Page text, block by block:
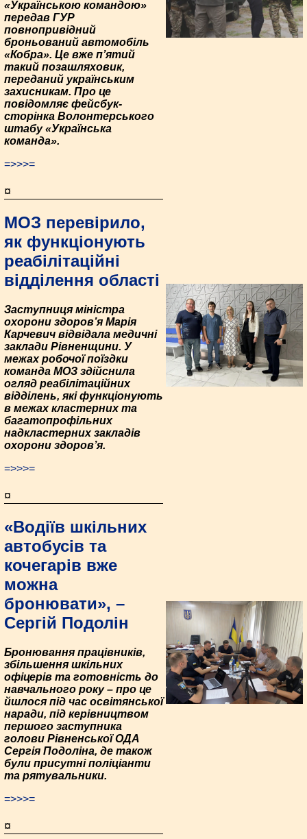
«Українською командою»
передав ГУР
повнопривідний
броньований автомобіль
«Кобра». Це вже п’ятий
такий позашляховик,
переданий українським
захисникам. Про це
повідомляє фейсбук-
сторінка Волонтерського
штабу «Українська
команда».
=>>>=
¤
МОЗ перевірило,
як функціонують
реабілітаційні
відділення області
Заступниця міністра
охорони здоров’я Марія
Карчевич відвідала медичні
заклади Рівненщини. У
межах робочої поїздки
команда МОЗ здійснила
огляд реабілітаційних
відділень, які функціонують
в межах кластерних та
багатопрофільних
надкластерних закладів
охорони здоров’я.
=>>>=
¤
«Водіїв шкільних
автобусів та
кочегарів вже
можна
бронювати», –
Сергій Подолін
Бронювання працівників,
збільшення шкільних
офіцерів та готовність до
навчального року – про це
йшлося під час освітянської
наради, під керівництвом
першого заступника
голови Рівненської ОДА
Сергія Подоліна, де також
були присутні поліціанти
та рятувальники.
=>>>=
¤